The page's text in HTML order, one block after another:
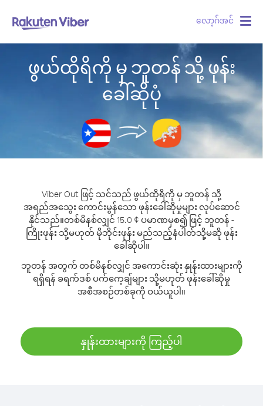
လော့ဂ်အင်
ဖွယ်ထိုရိကို မှ ဘူတန် သို့ ဖုန်း
ခေါ်ဆိုပုံ
Viber Out ဖြင့် သင်သည် ဖွယ်ထိုရိကို မှ ဘူတန် သို့
အရည်အသွေး ကောင်းမွန်သော ဖုန်းခေါ်ဆိုမှုများ လုပ်ဆောင်
နိုင်သည်။တစ်မိနစ်လျှင် 15.0 ¢ ပမာဏမှစ၍ ဖြင့် ဘူတန် -
ကြိုးဖုန်း သို့မဟုတ် မိုဘိုင်းဖုန်း မည်သည့်နံပါတ်သို့မဆို ဖုန်း
ခေါ်ဆိုပါ။
ဘူတန် အတွက် တစ်မိနစ်လျှင် အကောင်းဆုံး နှုန်းထားများကို
ရရှိရန် ခရက်ဒစ် ပက်ကေ့ချ်များ သို့မဟုတ် ဖုန်းခေါ်ဆိုမှု
အစီအစဉ်တစ်ခုကို ဝယ်ယူပါ။
နှုန်းထားများကို ကြည့်ပါ